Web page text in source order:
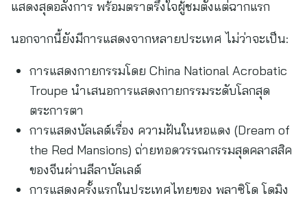
แสดงสุดอลังการ พร้อมตราตรึงใจผู้ชมตั้งแต่ฉากแรก
นอกจากนี้ยังมีการแสดงจากหลายประเทศ ไม่ว่าจะเป็น:
การแสดงกายกรรมโดย China National Acrobatic
Troupe นำเสนอการแสดงกายกรรมระดับโลกสุด
ตระการตา
การแสดงบัลเลต์เรื่อง ความฝันในหอแดง (Dream of
the Red Mansions) ถ่ายทอดวรรณกรรมสุดคลาสสิค
ของจีนผ่านลีลาบัลเลต์
การแสดงครั้งแรกในประเทศไทยของ พลาซิโด โดมิง